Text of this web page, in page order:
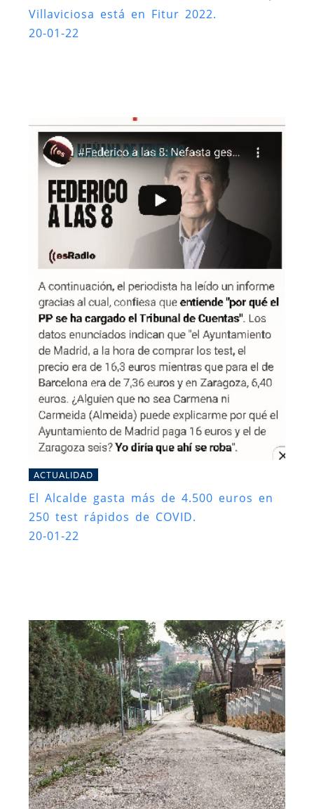
Villaviciosa está en Fitur 2022.
20-01-22
ACTUALIDAD
El Alcalde gasta más de 4.500 euros en
250 test rápidos de COVID.
20-01-22